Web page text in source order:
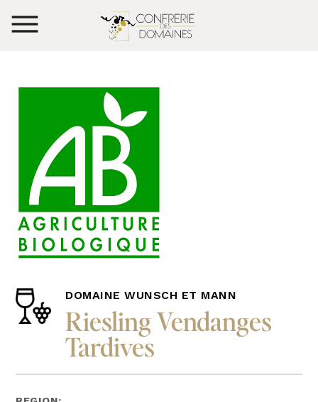
DOMAINE WUNSCH ET MANN
Riesling Vendanges
Tardives